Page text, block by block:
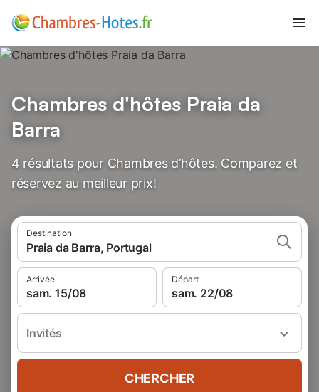
Chambres d'hôtes Praia da
Barra
4 résultats pour Chambres d’hôtes. Comparez et
réservez au meilleur prix!
Destination
Praia da Barra, Portugal
Arrivée
sam. 15/08
Départ
sam. 22/08
Invités
CHERCHER